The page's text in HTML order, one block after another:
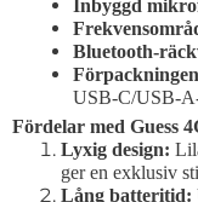
Inbyggd
Bluetooth-
USB-C/USB-
Fördelar med Guess
Lyxig design:
ger en exklusiv
Lång batteritid: